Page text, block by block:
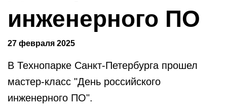
инженерного ПО
27 февраля 2025
В Технопарке Санкт-Петербурга прошел
мастер-класс "День российского
инженерного ПО".